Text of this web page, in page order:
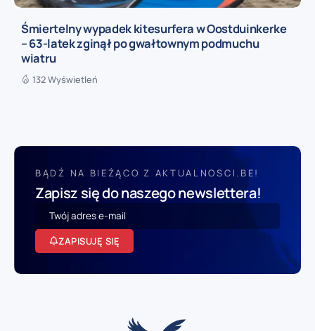
Śmiertelny wypadek kitesurfera w Oostduinkerke
– 63-latek zginął po gwałtownym podmuchu
wiatru
132 Wyświetleń
BĄDŹ NA BIEŻĄCO Z AKTUALNOSCI.BE!
Zapisz się do naszego newslettera!
ZAPISUJĘ SIĘ